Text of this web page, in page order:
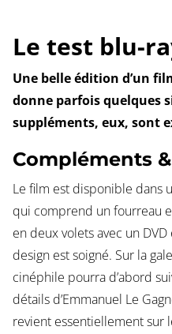
Le test blu-
Une belle édition d’un
donne parfois quelques
suppléments, eux, sont
Compléments
Le film est disponible dans
qui comprend un fourreau
en deux volets avec un
design est soigné. Sur la
cinéphile pourra d’abord
détails d’Emmanuel Le
revient essentiellement sur